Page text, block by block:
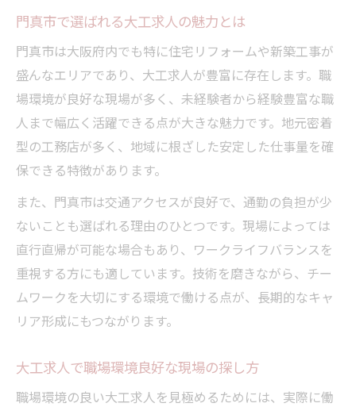
門真市で選ばれる大工求人の魅力とは
門真市は大阪府内でも特に住宅リフォームや新築工事が
盛んなエリアであり、大工求人が豊富に存在します。職
場環境が良好な現場が多く、未経験者から経験豊富な職
人まで幅広く活躍できる点が大きな魅力です。地元密着
型の工務店が多く、地域に根ざした安定した仕事量を確
保できる特徴があります。
また、門真市は交通アクセスが良好で、通勤の負担が少
ないことも選ばれる理由のひとつです。現場によっては
直行直帰が可能な場合もあり、ワークライフバランスを
重視する方にも適しています。技術を磨きながら、チー
ムワークを大切にする環境で働ける点が、長期的なキャ
リア形成にもつながります。
大工求人で職場環境良好な現場の探し方
職場環境の良い大工求人を見極めるためには、実際に働